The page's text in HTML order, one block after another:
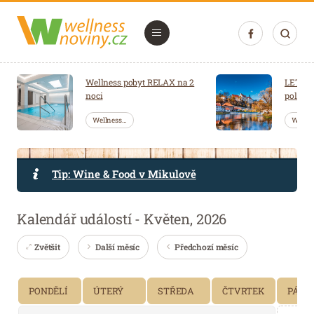
Navigace
Úvod
Saunování
Wellness mozaika
Bleskovky
Soutěž
Wellness balíčky
Kosmetika
Wellness pobyt RELAX na 2
noci
Wellness…
LETNÍ
Tip: Wine & Food v Mikulově
Kalendář událostí - Květen, 2026
Zvětšit Další měsíc Předchozí měsíc
PONDĚLÍ ÚTERÝ STŘEDA ČTVRTEK